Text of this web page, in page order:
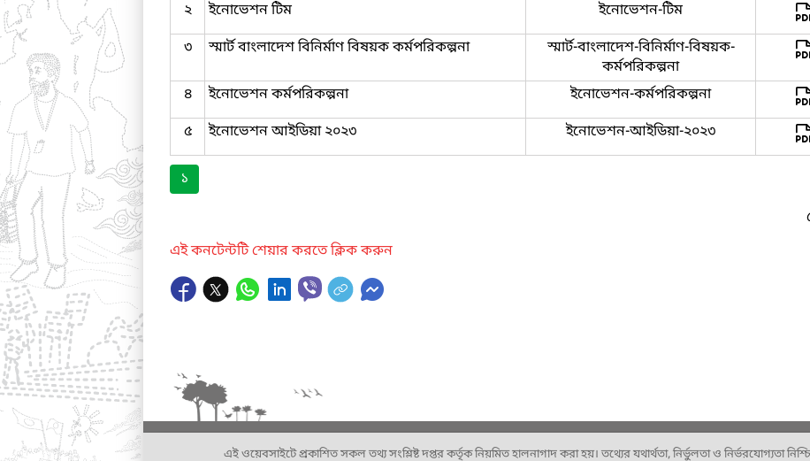
২ ইনোভেশন টিম ইনোভেশন-টিম
৩
স্মার্ট বাংলাদেশ বিনির্মাণ বিষয়ক কর্মপরিকল্পনা
স্মার্ট-বাংলাদেশ-বিনির্মাণ-বিষয়ক-
কর্মপরিকল্পনা
৪ ইনোভেশন কর্মপরিকল্পনা ইনোভেশন-কর্মপরিকল্পনা
৫
ইনোভেশন আইডিয়া ২০২৩ ইনোভেশন-আইডিয়া-২০২৩
১
এই কনটেন্টটি শেয়ার করতে ক্লিক করুন
এই ওয়েবসাইটে প্রকাশিত সকল তথ্য সংশ্লিষ্ট দপ্তর কর্তৃক নিয়মিত হালনাগাদ করা হয়। তথ্যের যথার্থতা, নির্ভুলতা ও নির্ভরযোগ্যতা